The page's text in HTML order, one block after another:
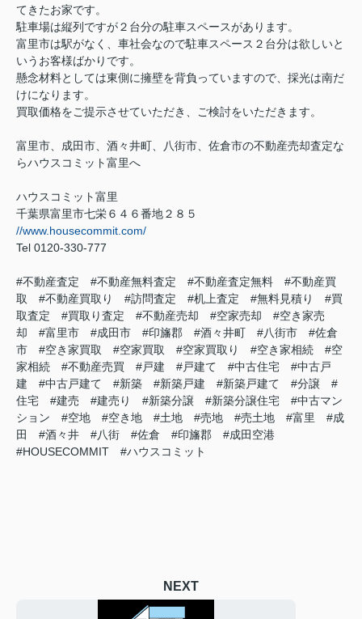
てきたお家です。
駐車場は縦列ですが２台分の駐車スペースがあります。
富里市は駅がなく、車社会なので駐車スペース２台分は欲しいと
いうお客様ばかりです。
懸念材料としては東側に擁壁を背負っていますので、採光は南だ
けになります。
買取価格をご提示させていただき、ご検討をいただきます。
富里市、成田市、酒々井町、八街市、佐倉市の不動産売却査定な
らハウスコミット富里へ
ハウスコミット富里
千葉県富里市七栄６４６番地２８５
//www.housecommit.com/
Tel 0120-330-777
#不動産査定 #不動産無料査定 #不動産査定無料 #不動産買
取 #不動産買取り #訪問査定 #机上査定 #無料見積り #買
取査定 #買取り査定 #不動産売却 #空家売却 #空き家売
却 #富里市 #成田市 #印旛郡 #酒々井町 #八街市 #佐倉
市 #空き家買取 #空家買取 #空家買取り #空き家相続 #空
家相続 #不動産売買 #戸建 #戸建て #中古住宅 #中古戸
建 #中古戸建て #新築 #新築戸建 #新築戸建て #分譲 #
住宅 #建売 #建売り #新築分譲 #新築分譲住宅 #中古マン
ション #空地 #空き地 #土地 #売地 #売土地 #富里 #成
田 #酒々井 #八街 #佐倉 #印旛郡 #成田空港
#HOUSECOMMIT #ハウスコミット
NEXT